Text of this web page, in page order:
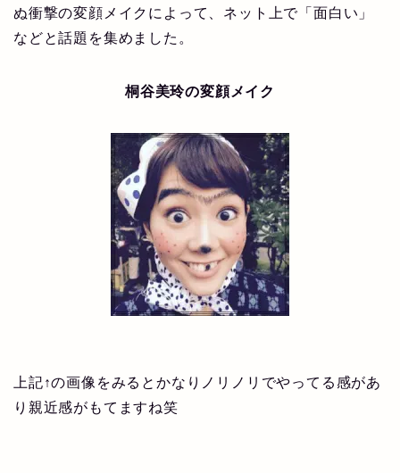
ぬ衝撃の変顔メイクによって、ネット上で「面白い」
などと話題を集めました。
桐谷美玲の変顔メイク
上記↑の画像をみるとかなりノリノリでやってる感があ
り親近感がもてますね笑